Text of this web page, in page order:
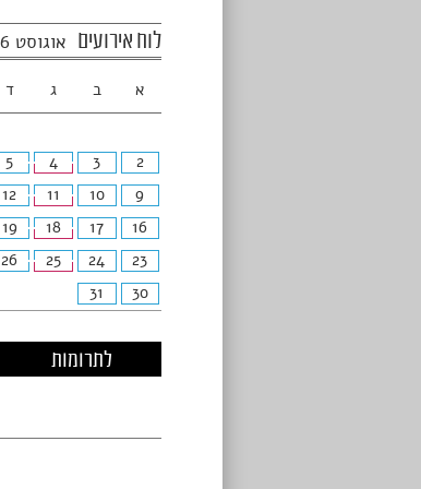
לוח אירועים אוגוסט 2026
א ב ג ד
2
3
4
5
9
10
11
12
16
17
18
19
23
24
25
26
30
31
לתרומות